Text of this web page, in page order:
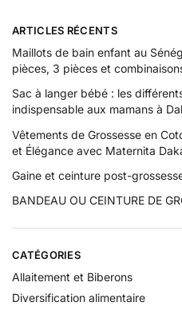
ARTICLES RÉCENTS
Maillots de bain enfant au
pièces, 3 pièces et
Sac à langer bébé : les
indispensable aux mamans à
Vêtements de Grossesse en
et Élégance avec Maternita
Gaine et ceinture post-
BANDEAU OU CEINTURE DE
CATÉGORIES
Allaitement et Biberons
Diversification alimentaire